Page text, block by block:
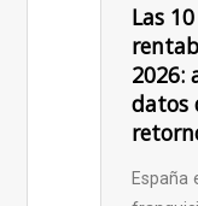
Las
2026:
datos
España